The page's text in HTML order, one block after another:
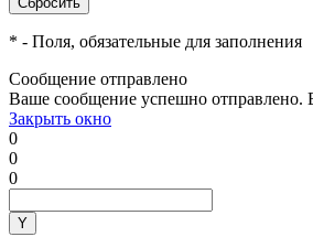
* - Поля, обязательные для заполнения
Сообщение отправлено
Ваше сообщение успешно отправлено.
Закрыть окно
0
0
0